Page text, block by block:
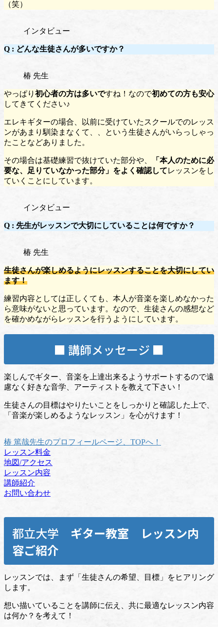
（笑）
インタビュー
Q : どんな生徒さんが多いですか？
椿 先生
やっぱり 初心者の方は多いですね！なので初めての方も安心
してきてください♪
エレキギターの場合、以前に受けていたスクールでのレッス
ンがあまり馴染まなくて、、という生徒さんがいらっしゃっ
たことなどありました。
その場合は基礎練習で抜けていた部分や、
「本人のために必
要な、足りていなかった部分」をよく確認してレッスンをし
ていくことにしています。
インタビュー
Q : 先生がレッスンで大切にしていることは何ですか？
椿 先生
生徒さんが楽しめるようにレッスンすることを大切にしてい
ます！
練習内容としては正しくても、本人が音楽を楽しめなかった
ら意味がないと思っています。なので、生徒さんの感想など
を確かめながらレッスンを行うようにしています。
■ 講師メッセージ ■
楽しんでギター、音楽を上達出来るようサポートするので遠
慮なく好きな音学、アーティストを教えて下さい！
生徒さんの目標はやりたいことをしっかりと確認した上で、
「音楽が楽しめるようなレッスン」を心がけます！
椿 篤哉先生のプロフィールページ、TOPへ！
レッスン料金
地図/アクセス
レッスン内容
講師紹介
お問い合わせ
都立大学 ギター教室
レッスン内
容ご紹介
レッスンでは、まず「生徒さんの希望、目標」をヒアリング
します。
想い描いていることを講師に伝え、共に最適なレッスン内容
は何か？を考えて！